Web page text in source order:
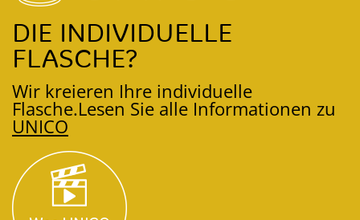
DIE INDIVIDUELLE
FLASCHE?
Wir kreieren Ihre individuelle
Flasche.Lesen Sie alle Informationen zu
UNICO